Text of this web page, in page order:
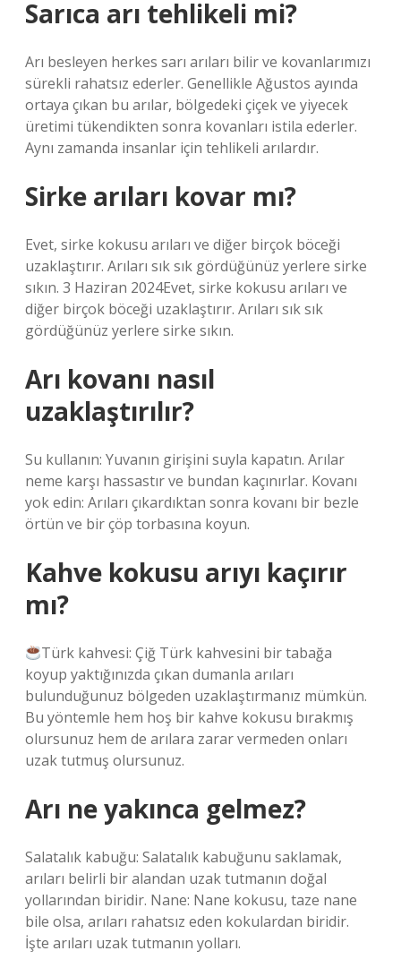
Sarıca arı tehlikeli mi?
Arı besleyen herkes sarı arıları bilir ve kovanlarımızı
sürekli rahatsız ederler. Genellikle Ağustos ayında
ortaya çıkan bu arılar, bölgedeki çiçek ve yiyecek
üretimi tükendikten sonra kovanları istila ederler.
Aynı zamanda insanlar için tehlikeli arılardır.
Sirke arıları kovar mı?
Evet, sirke kokusu arıları ve diğer birçok böceği
uzaklaştırır. Arıları sık sık gördüğünüz yerlere sirke
sıkın. 3 Haziran 2024Evet, sirke kokusu arıları ve
diğer birçok böceği uzaklaştırır. Arıları sık sık
gördüğünüz yerlere sirke sıkın.
Arı kovanı nasıl
uzaklaştırılır?
Su kullanın: Yuvanın girişini suyla kapatın. Arılar
neme karşı hassastır ve bundan kaçınırlar. Kovanı
yok edin: Arıları çıkardıktan sonra kovanı bir bezle
örtün ve bir çöp torbasına koyun.
Kahve kokusu arıyı kaçırır
mı?
Türk kahvesi: Çiğ Türk kahvesini bir tabağa
koyup yaktığınızda çıkan dumanla arıları
bulunduğunuz bölgeden uzaklaştırmanız mümkün.
Bu yöntemle hem hoş bir kahve kokusu bırakmış
olursunuz hem de arılara zarar vermeden onları
uzak tutmuş olursunuz.
Arı ne yakınca gelmez?
Salatalık kabuğu: Salatalık kabuğunu saklamak,
arıları belirli bir alandan uzak tutmanın doğal
yollarından biridir. Nane: Nane kokusu, taze nane
bile olsa, arıları rahatsız eden kokulardan biridir.
İşte arıları uzak tutmanın yolları.